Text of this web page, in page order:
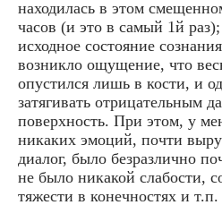
находилась в этом
часов (и это в самый 1й
исходное состояние
возникло ощущение, что
опустился лишь в кости, и
затягивать отрицательным
поверхность. При этом, у
никаких эмоций, почти
диалог, было безразлично
не было никакой слабости,
тяжести в конечностях и